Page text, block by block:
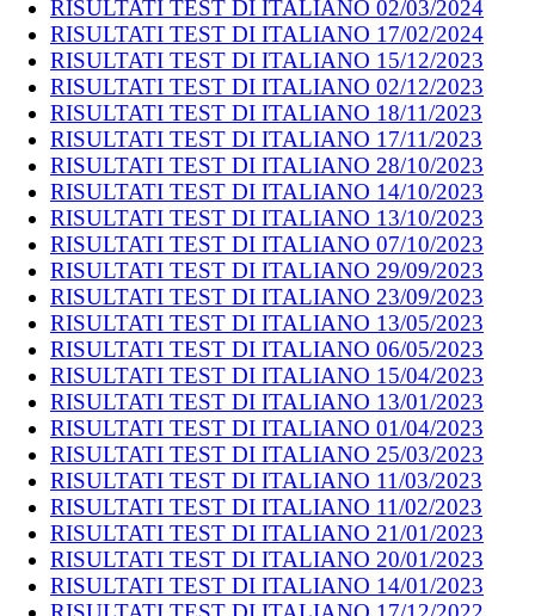
RISULTATI TEST DI ITALIANO 02/03/2024
RISULTATI TEST DI ITALIANO 17/02/2024
RISULTATI TEST DI ITALIANO 15/12/2023
RISULTATI TEST DI ITALIANO 02/12/2023
RISULTATI TEST DI ITALIANO 18/11/2023
RISULTATI TEST DI ITALIANO 17/11/2023
RISULTATI TEST DI ITALIANO 28/10/2023
RISULTATI TEST DI ITALIANO 14/10/2023
RISULTATI TEST DI ITALIANO 13/10/2023
RISULTATI TEST DI ITALIANO 07/10/2023
RISULTATI TEST DI ITALIANO 29/09/2023
RISULTATI TEST DI ITALIANO 23/09/2023
RISULTATI TEST DI ITALIANO 13/05/2023
RISULTATI TEST DI ITALIANO 06/05/2023
RISULTATI TEST DI ITALIANO 15/04/2023
RISULTATI TEST DI ITALIANO 13/01/2023
RISULTATI TEST DI ITALIANO 01/04/2023
RISULTATI TEST DI ITALIANO 25/03/2023
RISULTATI TEST DI ITALIANO 11/03/2023
RISULTATI TEST DI ITALIANO 11/02/2023
RISULTATI TEST DI ITALIANO 21/01/2023
RISULTATI TEST DI ITALIANO 20/01/2023
RISULTATI TEST DI ITALIANO 14/01/2023